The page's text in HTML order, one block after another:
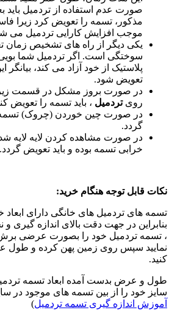
صورت عدم استفاده از تردمیل باید
مذکور، تسمه را تعویض کرد زیرا
موجب افزایش کارایی تردمیل می
یکی دیگر از راه های تشخیص زمان
سوختگی است. اگر تردمیل شما
پلاستیک از خود آزاد می کند،
تعویض شود.
در صورت بروز مشکل در قسمت
رویتردمیل ، باید تسمه را تعویض
در صورت چین خوردن (چروک)
گردد.
در صورت مشاهده کردن لایه لایه
خرابی تسمه بوده و باید تعویض گردد.
نکات قابل توجه هنگام خرید:
تسمه های تردمیل های خانگی دارای
بنابراین در جهت دقت بالای اندازه گیری
، تسمه تردمیل خود را بصورت عرضی برش
نمایید سپس روی زمین پهن کرده و طول
کنید.
طول و عرض بدست آمده ابعاد تسمه
سایز خود را از بین تسمه های موجود در
آموزش اندازه گیری تسمه تردمیل)